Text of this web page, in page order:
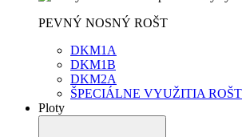
PEVNÝ NOSNÝ ROŠT
DKM1A
DKM1B
DKM2A
ŠPECIÁLNE VYUŽITIA
Ploty